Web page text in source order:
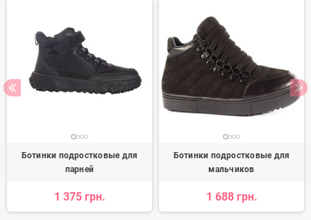
Ботинки подростковые для
парней
1 375 грн.
Ботинки подростковые для
мальчиков
1 688 грн.